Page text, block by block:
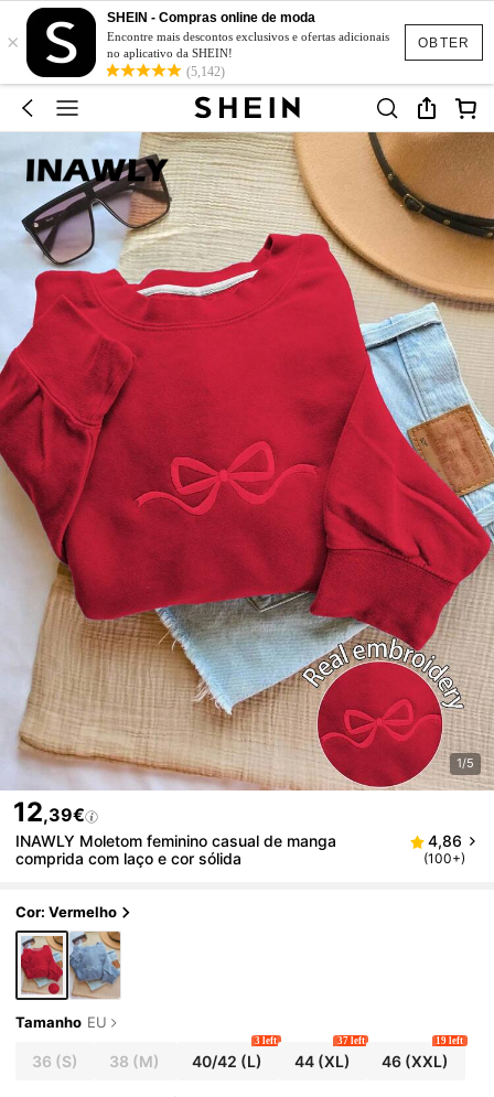
OBTER
×
SHEIN - Compras online de moda
Encontre mais descontos exclusivos e ofertas adicionais
no aplicativo da SHEIN!
(5,142)
1/5
12,39€
INAWLY Moletom feminino casual de manga
comprida com laço e cor sólida
4,86
(100+)
Cor: Vermelho
Tamanho EU
36 (S) 38 (M) 40/42 (L)
3 left
44(XL)
37 left
46 (XXL)
19 left